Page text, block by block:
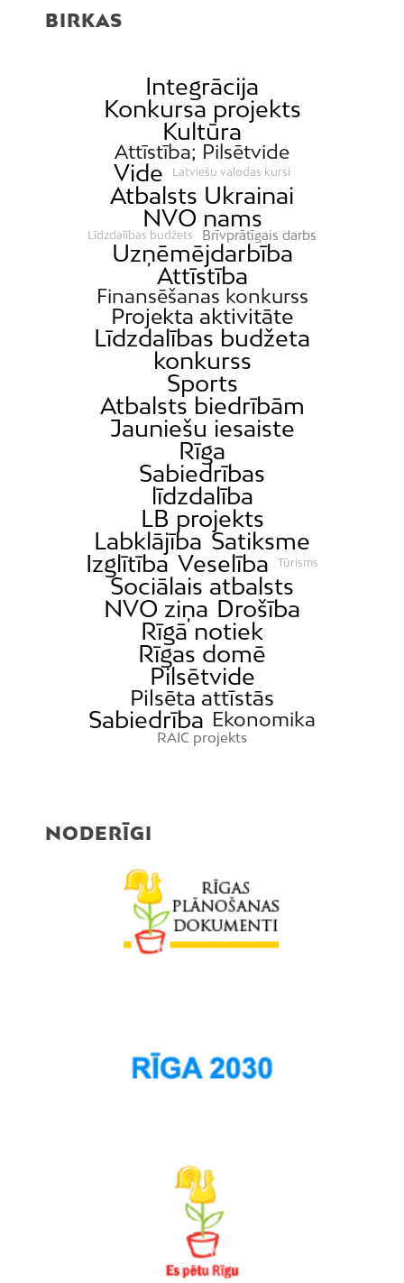
BIRKAS
Integrācija
Konkursa projekts
Kultūra
Attīstība; Pilsētvide
Vide Latviešu valodas kursi
Atbalsts Ukrainai
NVO nams
Līdzdalības budžets Brīvprātīgais darbs
Uzņēmējdarbība
Attīstība
Finansēšanas konkurss
Projekta aktivitāte
Līdzdalības budžeta
konkurss
Sports
Atbalsts biedrībām
Jauniešu iesaiste
Rīga
Sabiedrības
līdzdalība
LB projekts
Labklājība Satiksme
Izglītība Veselība Tūrisms
Sociālais atbalsts
NVO ziņa Drošība
Rīgā notiek
Rīgas domē
Pilsētvide
Pilsēta attīstās
Sabiedrība Ekonomika
RAIC projekts
NODERĪGI